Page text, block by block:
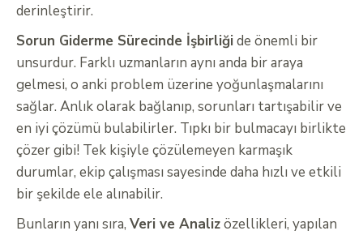
derinleştirir.
Sorun Giderme Sürecinde İşbirliğide önemli bir
unsurdur. Farklı uzmanların aynı anda bir araya
gelmesi, o anki problem üzerine yoğunlaşmalarını
sağlar. Anlık olarak bağlanıp, sorunları tartışabilir ve
en iyi çözümü bulabilirler. Tıpkı bir bulmacayı birlikte
çözer gibi! Tek kişiyle çözülemeyen karmaşık
durumlar, ekip çalışması sayesinde daha hızlı ve etkili
bir şekilde ele alınabilir.
Bunların yanı sıra, Veri ve Analizözellikleri, yapılan